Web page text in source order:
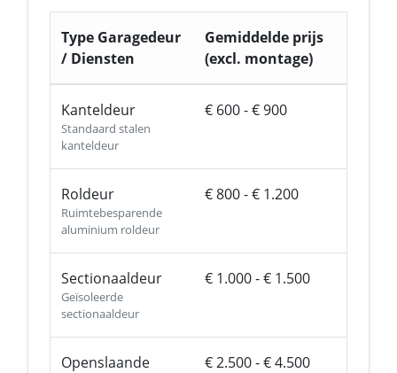
Type Garagedeur
/ Diensten
Gemiddelde prijs
(excl. montage)
Kanteldeur
Standaard stalen
kanteldeur
€ 600 - € 900
Roldeur
Ruimtebesparende
aluminium roldeur
€ 800 - € 1.200
Sectionaaldeur
Geïsoleerde
sectionaaldeur
€ 1.000 - € 1.500
Openslaande
€ 2.500 - € 4.500